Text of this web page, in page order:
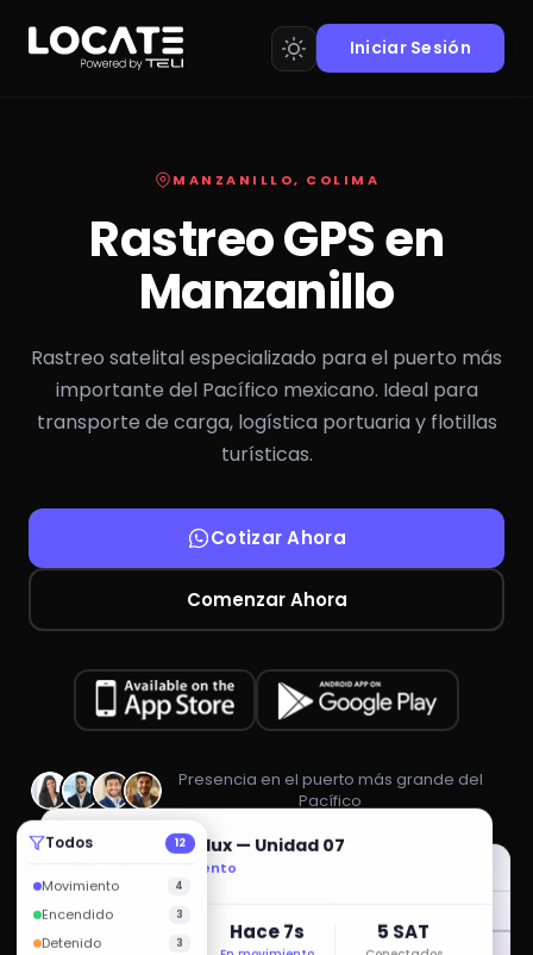
Iniciar Sesión
MANZANILLO, COLIMA
Rastreo GPS en
Manzanillo
Rastreo satelital especializado para el puerto más
importante del Pacífico mexicano. Ideal para
transporte de carga, logística portuaria y flotillas
turísticas.
Cotizar Ahora
Comenzar Ahora
Presencia en el puerto más grande del
Pacífico
Toyota Hilux — Unidad 07
En movimiento
82 KM/H Hace 7s 5 SAT
Todos 12
Movimiento 4
Encendido 3
Detenido 3